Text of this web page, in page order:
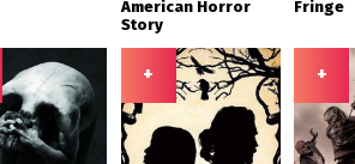
American Horror
Story
Fringe
+ +